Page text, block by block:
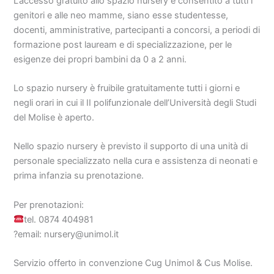
genitori e alle neo mamme, siano esse studentesse,
docenti, amministrative, partecipanti a concorsi, a periodi di
formazione post lauream e di specializzazione, per le
esigenze dei propri bambini da 0 a 2 anni.
Lo spazio nursery è fruibile gratuitamente tutti i giorni e
negli orari in cui il II polifunzionale dell’Università degli Studi
del Molise è aperto.
Nello spazio nursery è previsto il supporto di una unità di
personale specializzato nella cura e assistenza di neonati e
prima infanzia su prenotazione.
Per prenotazioni:
tel. 0874 404981
?email: nursery@unimol.it
Servizio offerto in convenzione Cug Unimol & Cus Molise.